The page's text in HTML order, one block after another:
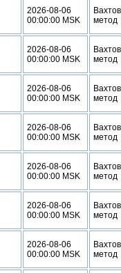
2026-08-06
00:00:00 MSK
метод
2026-08-06
00:00:00 MSK
метод
2026-08-06
00:00:00 MSK
метод
2026-08-06
00:00:00 MSK
метод
2026-08-06
00:00:00 MSK
метод
2026-08-06
00:00:00 MSK
метод
2026-08-06
00:00:00 MSK
метод